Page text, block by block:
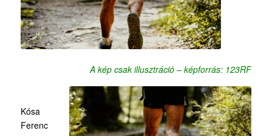
A kép csak illusztráció – képforrás: 123RF
Kósa
Ferenc